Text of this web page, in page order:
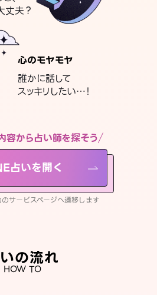
丈夫？
心のモヤモヤ
誰かに話して
スッキリしたい…！
容から占い師を探そう
占いを開く
サービスページへ遷移します
の流れ
HOW TO